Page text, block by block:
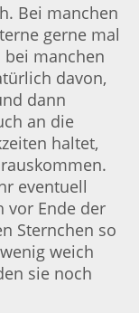
Bei manchen
gerne mal
bei manchen
davon,
dann
an die
haltet,
eventuell
vor Ende der
Sternchen so
weich
sie noch